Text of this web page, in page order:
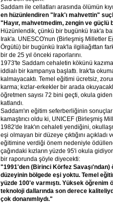
Saddam ile cellatları arasında ölümün
en hüzünlendiren "Irak'ı mahvettin"
"Hayır, mahvetmedim, zengin ve güçlü
Hüzünlendik, çünkü bir bugünkü Irak'a
Irak'a. UNESCO'nun (Birleşmiş Milletler
Örgütü) bir bugünkü Irak'la ilgiliağıttan
bir de 25 yıl önceki raporlarını.
1973'te Saddam cehaletin kökünü
iddialı bir kampanya başlattı. Irak'ta
kalmayacaktı. Temel eğitimi ücretsiz,
karma; kızlar-erkekler bir arada
öğretmen sayısı 72 bini geçti, okula giden
katlandı.
Saddam'ın eğitim seferberliğinin
kamaştırıcı oldu ki, UNICEF (Birleşmiş
1982'de Irak'ın cehaleti yendiğini,
eşi olmayan bir düzeye çıktığını açıkladı
eğitimine verdiği önem nedeniyle
çağındaki kızların yüzde 95'i okula
bir raporunda şöyle diyecekti:
"1991'den (Birinci Körfez
düzeyinin bölgede eşi yoktu. Temel
yüzde 100'e varmıştı. Yüksek öğrenim
teknoloji dallarında son derece
çok donanımlıydı."